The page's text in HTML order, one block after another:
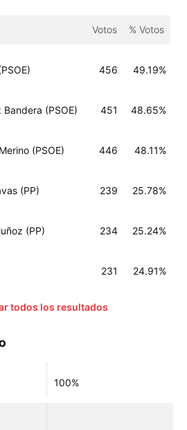
Votos % Votos
456 49.19%
(PSOE) 451 48.65%
(PSOE) 446 48.11%
(PP) 239 25.78%
(PP) 234 25.24%
231 24.91%
todos los resultados
100%